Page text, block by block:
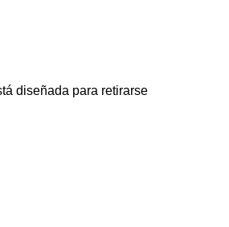
diseñada para retirarse